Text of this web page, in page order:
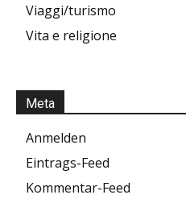
Viaggi/turismo
Vita e religione
Meta
Anmelden
Eintrags-Feed
Kommentar-Feed